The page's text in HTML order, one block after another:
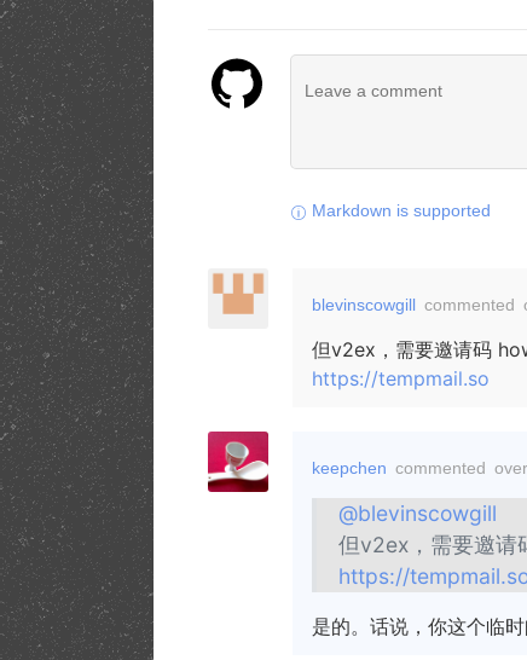
Markdown is supported
blevinscowgill commented
但v2ex，需要邀请码
https://tempmail.so
keepchen commented
@blevinscowgill
但v2ex，需要邀请
https://
是的。话说，你这个临